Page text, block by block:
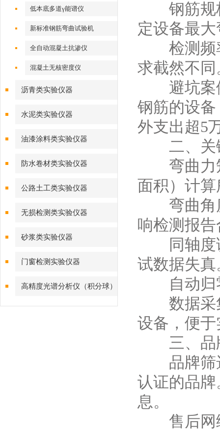
钢筋规格
定设备最
检测频率
求截然不同
避坑案例
钢筋的设
外支出超5
二、关键
弯曲力矩
面积）计
弯曲角度
响检测报
同轴度误
试数据失真
自动归零
数据采集
设备，便
三、品牌
品牌筛选
认证的品
息。
售后网络
低本底多道γ能谱仪
新标准钢筋弯曲试验机
全自动混凝土抗渗仪
混凝土无核密度仪
沥青类实验仪器
水泥类实验仪器
油漆涂料类实验仪器
防水卷材类实验仪器
公路土工类实验仪器
无损检测类实验仪器
砂浆类实验仪器
门窗检测实验仪器
高精度光谱分析仪（积分球）
综合测试系统